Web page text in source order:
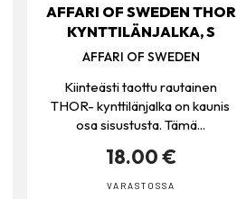
AFFARI OF SWEDEN THOR
KYNTTILÄNJALKA, S
AFFARI OF SWEDEN
Kiinteästi taottu rautainen
THOR- kynttilänjalka on kaunis
osa sisustusta. Tämä...
18.00 €
VARASTOSSA